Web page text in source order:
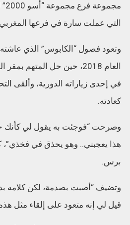
التي عملت سارة في فرعها
العام 2018، حين حل المتهم
في إحدى زياراته الدورية، وألقى
كعادته.
وصرحت “فوجئت به يقول لي كأنك
هذا يعجبني.. وهو يحذق في فخذي”،
برس.
وتضيف “أصبت بصدمة، لكن كلامه بدا
قيل لي إنه متعود على إلقاء مثل